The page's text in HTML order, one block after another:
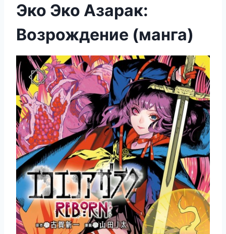
Эко Эко Азарак:
Возрождение (манга)